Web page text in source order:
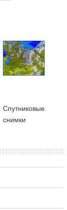
Cпутниковые
снимки